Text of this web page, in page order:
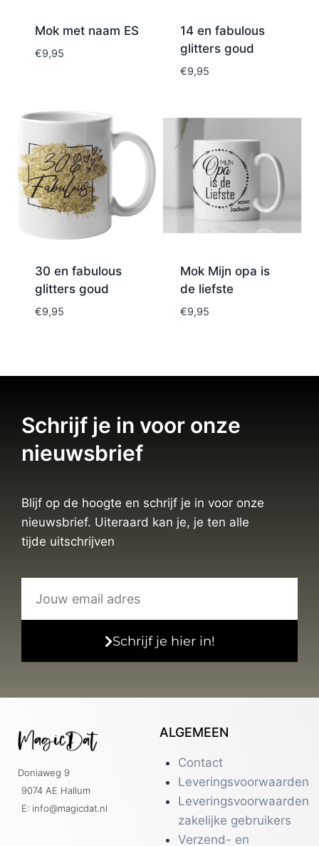
Mok met naam ES
€9,95
14 en fabulous
glitters goud
€9,95
30 en fabulous
glitters goud
€9,95
Mok Mijn opa is
de liefste
€9,95
Schrijf je in voor onze
nieuwsbrief
Blijf op de hoogte en schrijf je in voor onze
nieuwsbrief. Uiteraard kan je, je ten alle
tijde uitschrijven
Schrijf je hier in!
Doniaweg 9
9074 AE Hallum
E: info@magicdat.nl
ALGEMEEN
Contact
Leveringsvoorwaarden
Leveringsvoorwaarden
zakelijke gebruikers
Verzend- en